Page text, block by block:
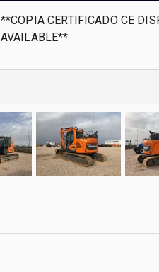
**COPIA CERTIFICADO CE
AVAILABLE**